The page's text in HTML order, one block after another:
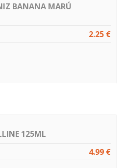
BANANA MARÚ
2.25 €
125ML
4.99 €